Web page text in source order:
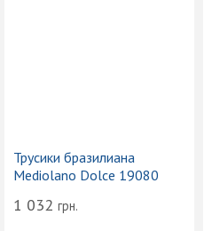
Трусики бразилиана
Mediolano Dolce 19080
1 032 грн.